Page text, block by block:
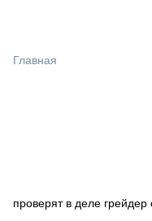
СПЕЦПРОЕКТЫ
Главная
проверят в деле грейдер